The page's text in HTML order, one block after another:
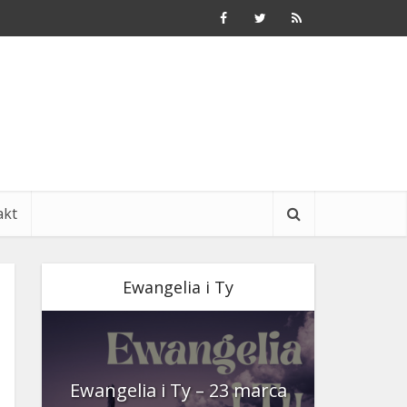
Ewangelia i Ty
Ewangelia i Ty – 23 marca